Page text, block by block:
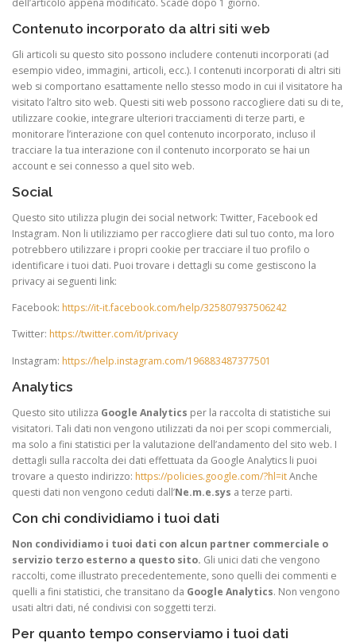
Contenuto incorporato da altri siti web
Gli articoli su questo sito possono includere contenuti incorporati (ad
esempio video, immagini, articoli, ecc.). I contenuti incorporati di altri siti
web si comportano esattamente nello stesso modo in cui il visitatore ha
visitato l’altro sito web. Questi siti web possono raccogliere dati su di te,
utilizzare cookie, integrare ulteriori tracciamenti di terze parti, e
monitorare l’interazione con quel contenuto incorporato, incluso il
tracciare la tua interazione con il contenuto incorporato se hai un
account e sei connesso a quel sito web.
Social
Questo sito utilizza plugin dei social network: Twitter, Facebook ed
Instagram. Non li utilizziamo per raccogliere dati sul tuo conto, ma loro
potrebbero utilizzare i propri cookie per tracciare il tuo profilo o
identificare i tuoi dati. Puoi trovare i dettagli su come gestiscono la
privacy ai seguenti link:
Facebook: https://it-it.facebook.com/help/325807937506242
Twitter: https://twitter.com/it/privacy
Instagram: https://help.instagram.com/196883487377501
Analytics
Questo sito utilizza Google Analytics per la raccolta di statistiche sui
visitatori. Tali dati non vengono utilizzati da noi per scopi commerciali,
ma solo a fini statistici per la valutazione dell’andamento del sito web. I
dettagli sulla raccolta dei dati effettuata da Google Analytics li puoi
trovare a questo indirizzo: https://policies.google.com/?hl=itAnche
questi dati non vengono ceduti dall’Ne.m.e.sys a terze parti.
Con chi condividiamo i tuoi dati
Non condividiamo i tuoi dati con alcun partner commerciale o
servizio terzo esterno a questo sito. Gli unici dati che vengono
raccolti, come illustrato precedentemente, sono quelli dei commenti e
quelli a fini statistici, che transitano da Google Analytics. Non vengono
usati altri dati, né condivisi con soggetti terzi.
Per quanto tempo conserviamo i tuoi dati